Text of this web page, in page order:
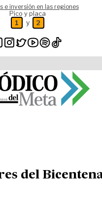
e inversión en las regiones
Pico y placa
1 y 2
del